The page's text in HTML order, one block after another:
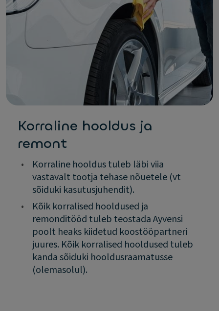
Korraline hooldus ja
remont
•
Korraline hooldus tuleb läbi viia
vastavalt tootja tehase nõuetele (vt
sõiduki kasutusjuhendit).
•
Kõik korralised hooldused ja
remonditööd tuleb teostada Ayvensi
poolt heaks kiidetud koostööpartneri
juures. Kõik korralised hooldused tuleb
kanda sõiduki hooldusraamatusse
(olemasolul).